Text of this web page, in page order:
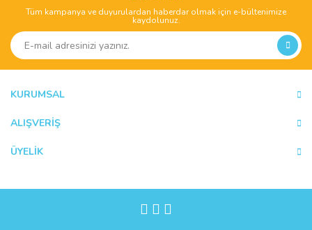
Yorum Yaz
Ürün açıklamasında eksik bilgiler bulunuyor.
Ürün bilgilerinde hatalar bulunuyor.
Tüm kampanya ve duyurulardan haberdar olmak için e-bültenimize
kaydolunuz.
KURUMSAL
ALIŞVERİŞ
ÜYELİK